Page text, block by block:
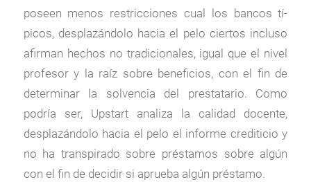
poseen menos restricciones cual los bancos tí­
picos, desplazándolo hacia el pelo ciertos incluso
afirman hechos no tradicionales, igual que el nivel
profesor y la raíz sobre beneficios, con el fin de
determinar la solvencia del prestatario. Como
podrí­a ser, Upstart analiza la calidad docente,
desplazándolo hacia el pelo el informe crediticio y
no ha transpirado sobre préstamos sobre algún
con el fin de decidir si aprueba algún préstamo.